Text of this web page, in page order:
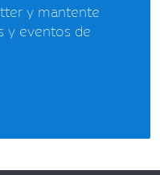
y mantente
y eventos de